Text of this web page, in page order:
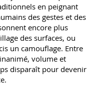
en peignant
des gestes et des
encore plus
des surfaces, ou
un camouflage. Entre
volume et
disparaît pour devenir